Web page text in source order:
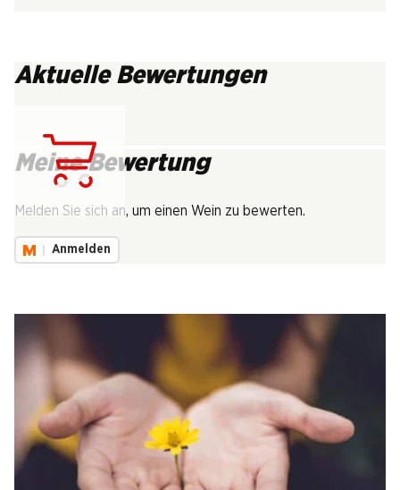
Aktuelle Bewertungen
Meine Bewertung
Melden Sie sich an, um einen Wein zu bewerten.
Anmelden